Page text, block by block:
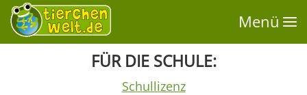
Menü
FÜR DIE SCHULE:
Schullizenz